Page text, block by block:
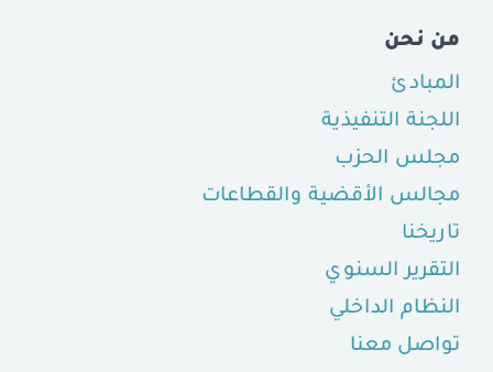
من نحن
المبادئ
اللجنة التنفيذية
مجلس الحزب
مجالس الأقضية والقطاعات
تاريخنا
التقرير السنوي
النظام الداخلي
تواصل معنا